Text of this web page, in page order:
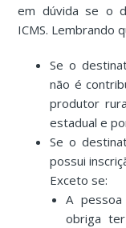
em dúvida se o
ICMS. Lembrando
Se o
não é
produtor
estadual e
Se o
possui
Exceto se:
A
obriga